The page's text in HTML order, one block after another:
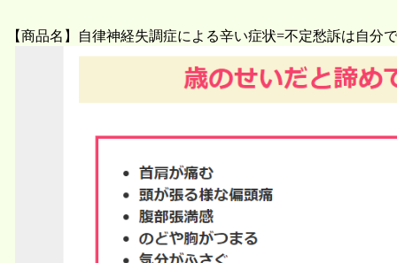
【商品名】自律神経失調症による辛い症状=不定愁訴は自分